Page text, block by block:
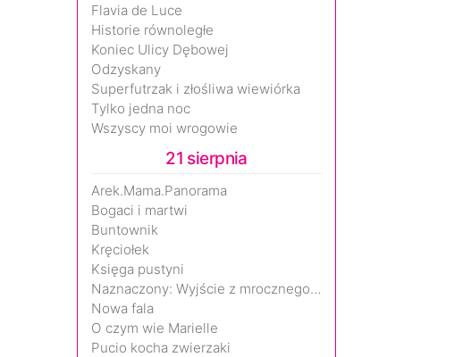
Flavia de Luce
Historie równoległe
Koniec Ulicy Dębowej
Odzyskany
Superfutrzak i złośliwa wiewiórka
Tylko jedna noc
Wszyscy moi wrogowie
21 sierpnia
Arek.Mama.Panorama
Bogaci i martwi
Buntownik
Kręciołek
Księga pustyni
Naznaczony: Wyjście z mrocznego wymiaru
Nowa fala
O czym wie Marielle
Pucio kocha zwierzaki